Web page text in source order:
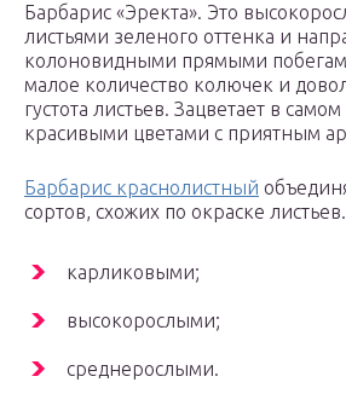
Барбарис «Эректа». Это
листьями зеленого оттенка и
колоновидными прямыми
малое количество колючек и
густота листьев. Зацветает в
красивыми цветами с приятным
Барбарис краснолистный
сортов, схожих по окраске
карликовыми;
высокорослыми;
среднерослыми.